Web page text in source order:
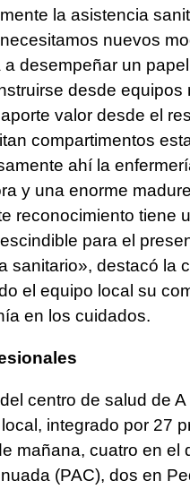
la asistencia
nuevos
desempeñar un
desde
valor desde el
compartimentos
ahí la
y una enorme
reconocimiento tiene
para el
sanitario», destacó la
el equipo local su
en los cuidados.
centro de salud de
integrado por 27
mañana, cuatro en el
(PAC), dos en